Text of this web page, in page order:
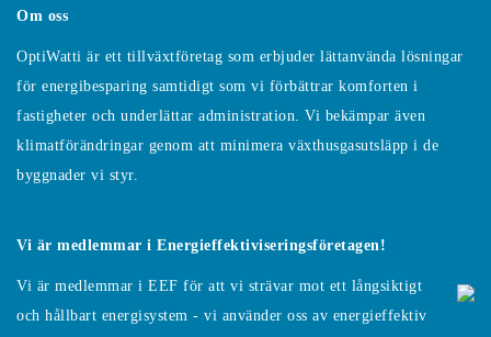
Om oss
OptiWatti är ett tillväxtföretag som erbjuder lättanvända lösningar
för energibesparing samtidigt som vi förbättrar komforten i
fastigheter och underlättar administration. Vi bekämpar även
klimatförändringar genom att minimera växthusgasutsläpp i de
byggnader vi styr.
Vi är medlemmar i Energieffektiviseringsföretagen!
Vi är medlemmar i EEF för att vi strävar mot ett långsiktigt
och hållbart energisystem - vi använder oss av energieffektiv